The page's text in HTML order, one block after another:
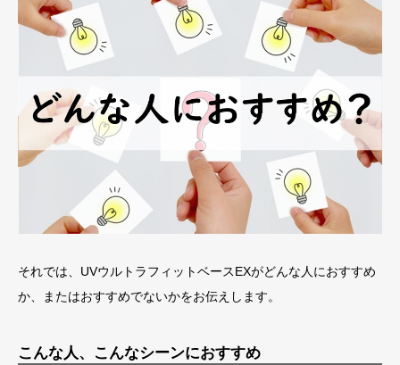
それでは、UVウルトラフィットベースEXがどんな人におすすめ
か、またはおすすめでないかをお伝えします。
こんな人、こんなシーンにおすすめ